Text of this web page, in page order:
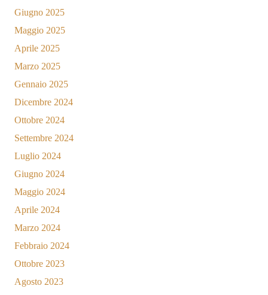
Giugno 2025
Maggio 2025
Aprile 2025
Marzo 2025
Gennaio 2025
Dicembre 2024
Ottobre 2024
Settembre 2024
Luglio 2024
Giugno 2024
Maggio 2024
Aprile 2024
Marzo 2024
Febbraio 2024
Ottobre 2023
Agosto 2023